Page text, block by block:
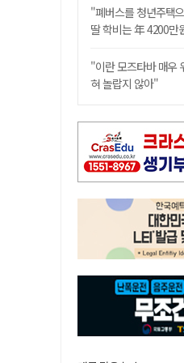
"폐버스를 청년주택
딸 학비는 年 4200만
"이란 모즈타바 매우
혀 놀랍지 않아"